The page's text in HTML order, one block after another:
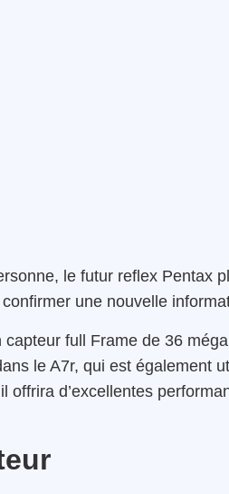
le futur reflex Pentax
une nouvelle
full Frame de 36
le A7r, qui est également
offrira d’excellentes